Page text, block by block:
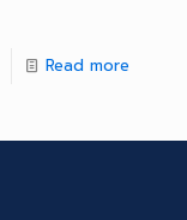
Read more